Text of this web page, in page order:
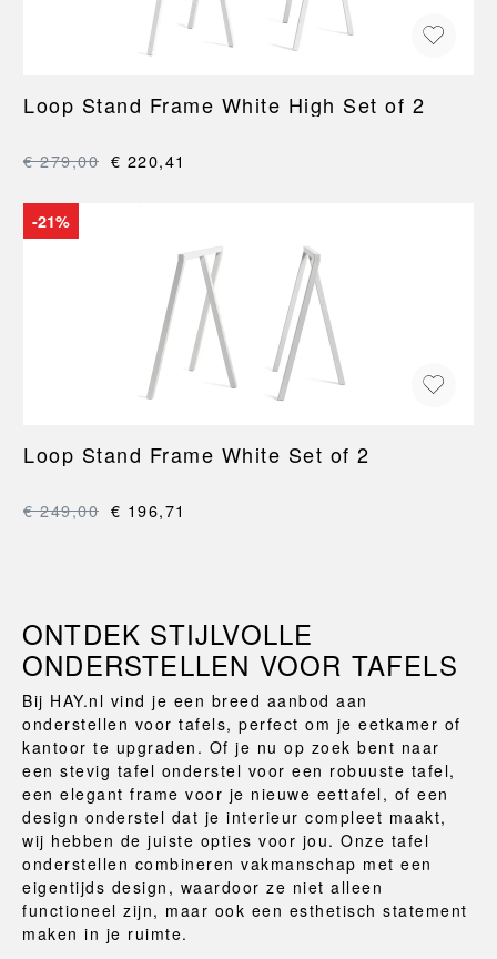
Loop Stand Frame White High Set of 2
€ 279,00 € 220,41
-21%
Loop Stand Frame White Set of 2
€ 249,00 € 196,71
ONTDEK STIJLVOLLE
ONDERSTELLEN VOOR TAFELS
Bij HAY.nl vind je een breed aanbod aan
onderstellen voor tafels, perfect om je eetkamer of
kantoor te upgraden. Of je nu op zoek bent naar
een stevig tafel onderstel voor een robuuste tafel,
een elegant frame voor je nieuwe eettafel, of een
design onderstel dat je interieur compleet maakt,
wij hebben de juiste opties voor jou. Onze tafel
onderstellen combineren vakmanschap met een
eigentijds design, waardoor ze niet alleen
functioneel zijn, maar ook een esthetisch statement
maken in je ruimte.